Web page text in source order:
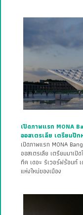
เปิดภาพแรก MONA
ออสเตรเลีย เตรียมปั
เปิดภาพแรก MONA
ออสเตรเลีย เตรียมมาเปิ
ทีค เดอะ ริเวอร์ฟร้อนท์
แห่งใหม่ของเมือง